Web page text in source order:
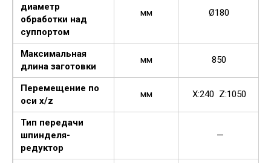
диаметр
обработки над
суппортом
мм Ø180
Максимальная
длина заготовки
мм 850
Перемещение по
оси x/z
мм X:240 Z:1050
Тип передачи
шпинделя-
редуктор
—